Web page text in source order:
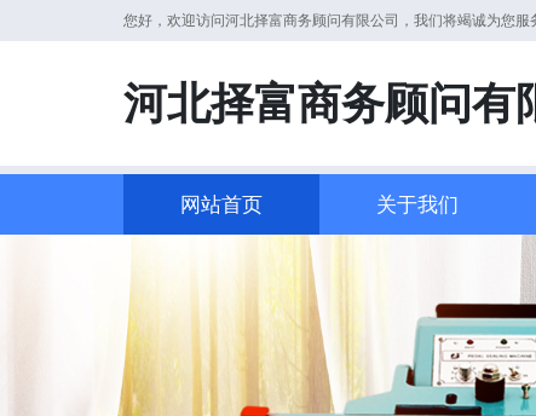
您好，欢迎访问河北择富商务顾问有限公司，我们将竭诚为您服
河北择富商务顾问有
网站首页 关于我们